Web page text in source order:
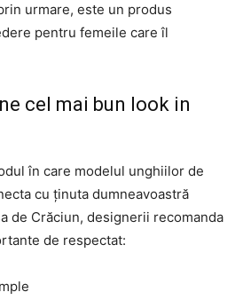
urmare, este un produs
pentru femeile care îl
cel mai bun look in
în care modelul unghiilor de
cu ținuta dumneavoastră
de Crăciun, designerii recomanda
de respectat: